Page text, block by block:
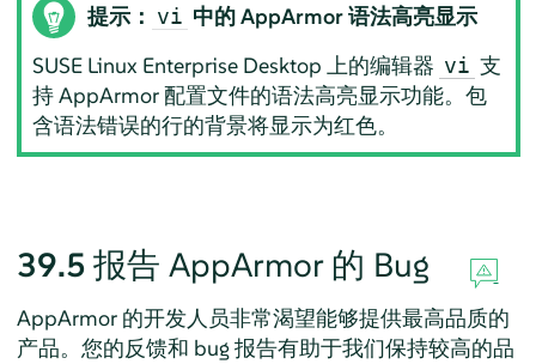
提示： vi 中的AppArmor语法高亮显示
SUSE Linux Enterprise Desktop 上的编辑器 vi 支
持AppArmor配置文件的语法高亮显示功能。包
含语法错误的行的背景将显示为红色。
39.5 报告 AppArmor的 Bug
AppArmor的开发人员非常渴望能够提供最高品质的
产品。您的反馈和 bug 报告有助于我们保持较高的品